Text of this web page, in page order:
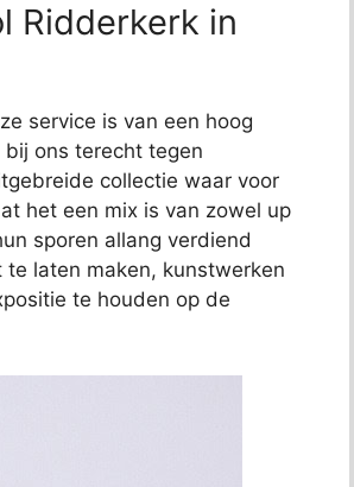
Ridderkerk in
service is van een hoog
ons terecht tegen
collectie waar voor
het een mix is van zowel up
sporen allang verdiend
laten maken, kunstwerken
te houden op de